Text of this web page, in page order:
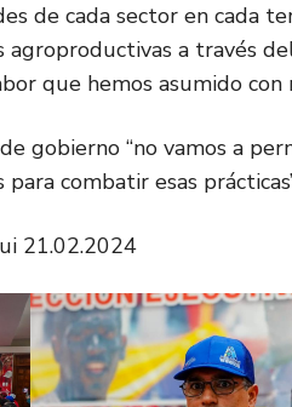
de cada sector en cada
agroproductivas a través
que hemos asumido
gobierno “no vamos a
combatir esas
21.02.2024